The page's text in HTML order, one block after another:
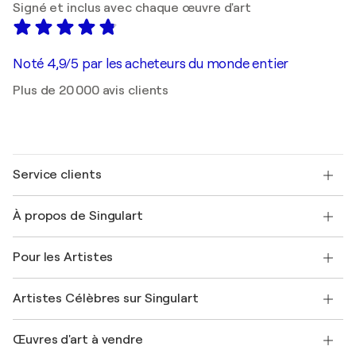
Signé et inclus avec chaque œuvre d'art
Noté 4,9/5 par les acheteurs du monde entier
Plus de 20 000 avis clients
Service clients
Expédition
Offrir une carte cadeau
Rejoignez notre programme commercial
Mon compte
+33 1 76 44 06 42
À propos de Singulart
FAQ
Magazine Singulart
Emplois
Découvrez une sélection d'art original
Pour les Artistes
Se connecter en tant qu'Artiste
Artistes Célèbres sur Singulart
Marc Chagall
Œuvres d'art à vendre